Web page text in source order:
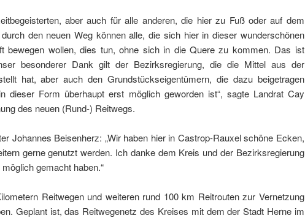
aber auch für alle anderen, die hier zu Fuß oder auf dem
den neuen Weg können alle, die sich hier in dieser wunderschönen
bewegen wollen, dies tun, ohne sich in die Quere zu kommen. Das ist
besonderer Dank gilt der Bezirksregierung, die die Mittel aus der
hat, aber auch den Grundstückseigentümern, die dazu beigetragen
dieser Form überhaupt erst möglich geworden ist“, sagte Landrat Cay
des neuen (Rund-) Reitwegs.
Johannes Beisenherz: „Wir haben hier in Castrop-Rauxel schöne Ecken,
gerne genutzt werden. Ich danke dem Kreis und der Bezirksregierung
gemacht haben.“
Reitwegen und weiteren rund 100 km Reitrouten zur Vernetzung
Geplant ist, das Reitwegenetz des Kreises mit dem der Stadt Herne im